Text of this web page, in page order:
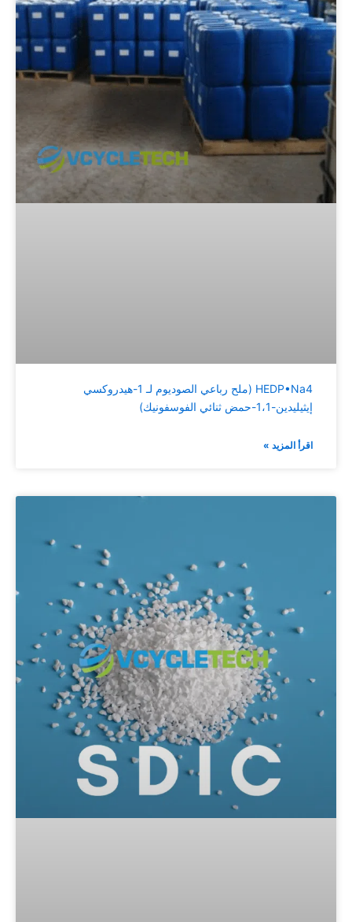
HEDP•Na4 (ملح رباعي الصوديوم لـ 1-هيدروكسي
إيثيليدين-1،1-حمض ثنائي الفوسفونيك)
اقرأ المزيد »